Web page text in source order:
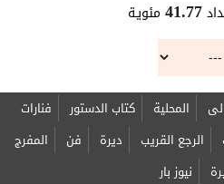
41.77 مئويـة
المحلية كتاب الدستور
فنارات
الرجع القريب ديرة فن
المفرج
نيوز بار